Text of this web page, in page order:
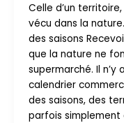
Celle d’un
vécu dans la
des saisons
que la nature ne
supermarché. Il
calendrier
des saisons, des
parfois simplement